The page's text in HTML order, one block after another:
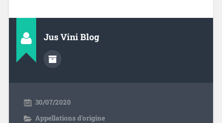
Jus Vini Blog
30/07/2020
Appellations d'origine